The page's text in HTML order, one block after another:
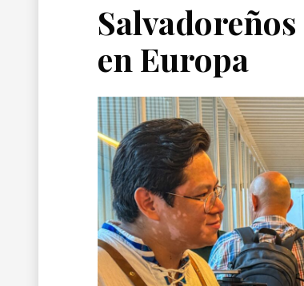
en Europa